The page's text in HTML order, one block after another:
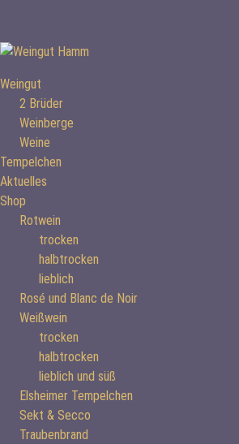
Inhalt
Weingut
2 Brüder
Weinberge
Weine
Tempelchen
Aktuelles
Shop
Rotwein
trocken
halbtrocken
lieblich
Rosé und Blanc de Noir
Weißwein
trocken
halbtrocken
lieblich und süß
Elsheimer Tempelchen
Sekt & Secco
Traubenbrand